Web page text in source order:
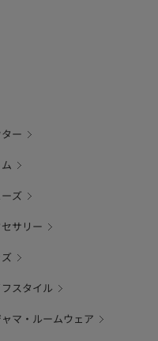
ー
ズ
サリー
スタイル
マ・ルームウェア